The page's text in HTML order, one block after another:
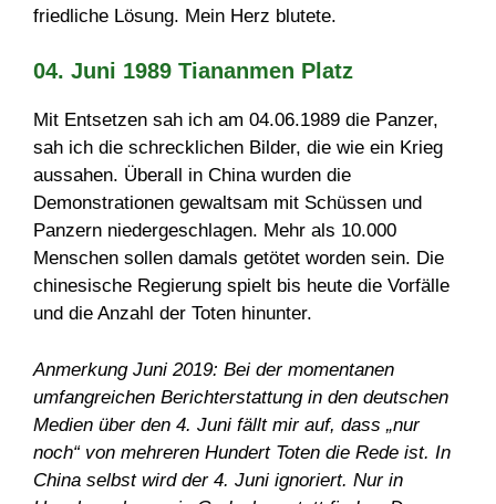
friedliche Lösung. Mein Herz blutete.
04. Juni 1989 Tiananmen Platz
Mit Entsetzen sah ich am 04.06.1989 die Panzer,
sah ich die schrecklichen Bilder, die wie ein Krieg
aussahen. Überall in China wurden die
Demonstrationen gewaltsam mit Schüssen und
Panzern niedergeschlagen. Mehr als 10.000
Menschen sollen damals getötet worden sein. Die
chinesische Regierung spielt bis heute die Vorfälle
und die Anzahl der Toten hinunter.
Anmerkung Juni 2019: Bei der momentanen
umfangreichen Berichterstattung in den deutschen
Medien über den 4. Juni fällt mir auf, dass „nur
noch“ von mehreren Hundert Toten die Rede ist. In
China selbst wird der 4. Juni ignoriert. Nur in